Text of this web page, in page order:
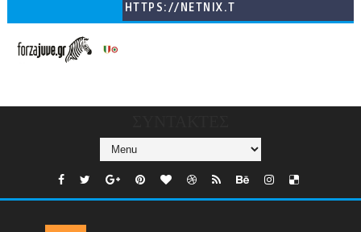
HTTPS://NETNIX.T